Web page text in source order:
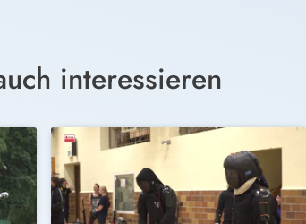
interessieren